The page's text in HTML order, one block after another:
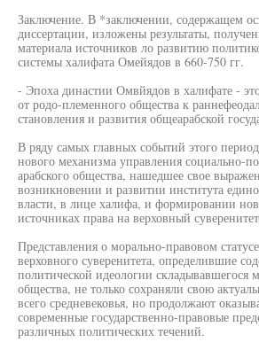
Заключение. В *заключении, содержащем
диссертации, изложены результаты,
материала источников ло развитию
системы халифата Омейядов в 660-750 гг.
- Эпоха династии Омвйядов в халифате -
от родо-племенного общества к
становления и развития общеарабской
В ряду самых главных событий этого
нового механизма управления социально-
арабского общества, нашедшее свое
возникновении и развитии института
власти, в лице халифа, и формировании
источниках права на верховный
Представления о морально-правовом
верховного суверенитета, определившие
политической идеологии складывавшегося
общества, не только сохраняли свою
всего средневековья, но продолжают
современные государственно-правовые
различных политических течений.